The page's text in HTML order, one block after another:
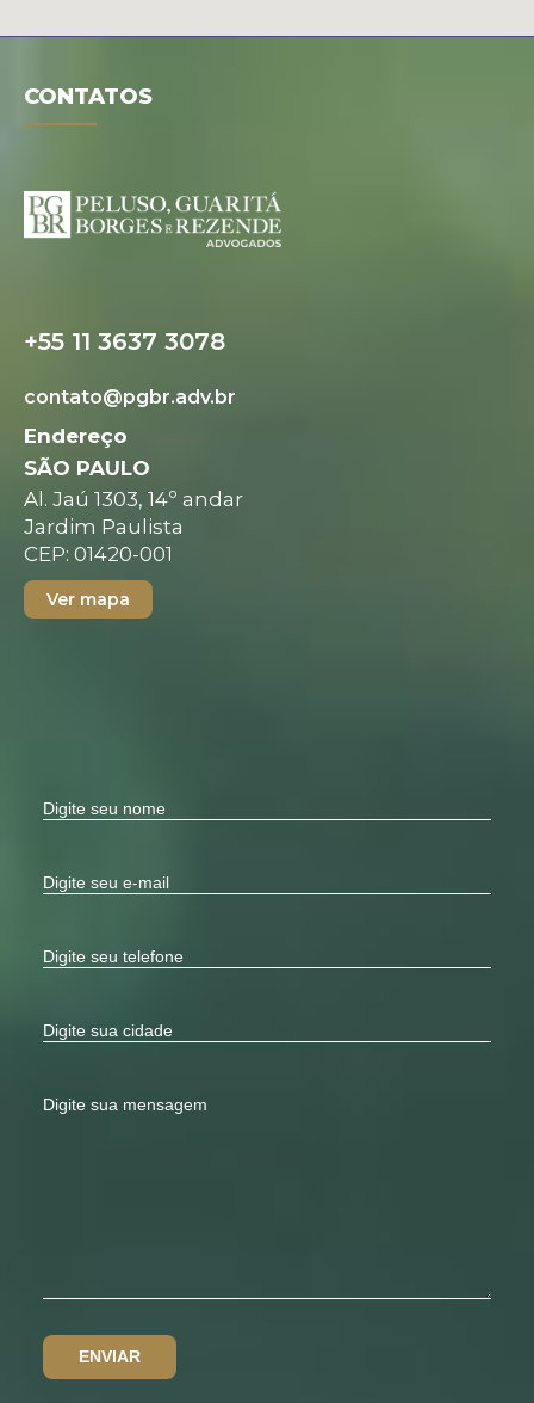
CONTATOS
+55 11 3637 3078
contato@pgbr.adv.br
Endereço
SÃO PAULO
Al. Jaú 1303, 14º andar
Jardim Paulista
CEP: 01420-001
Ver mapa